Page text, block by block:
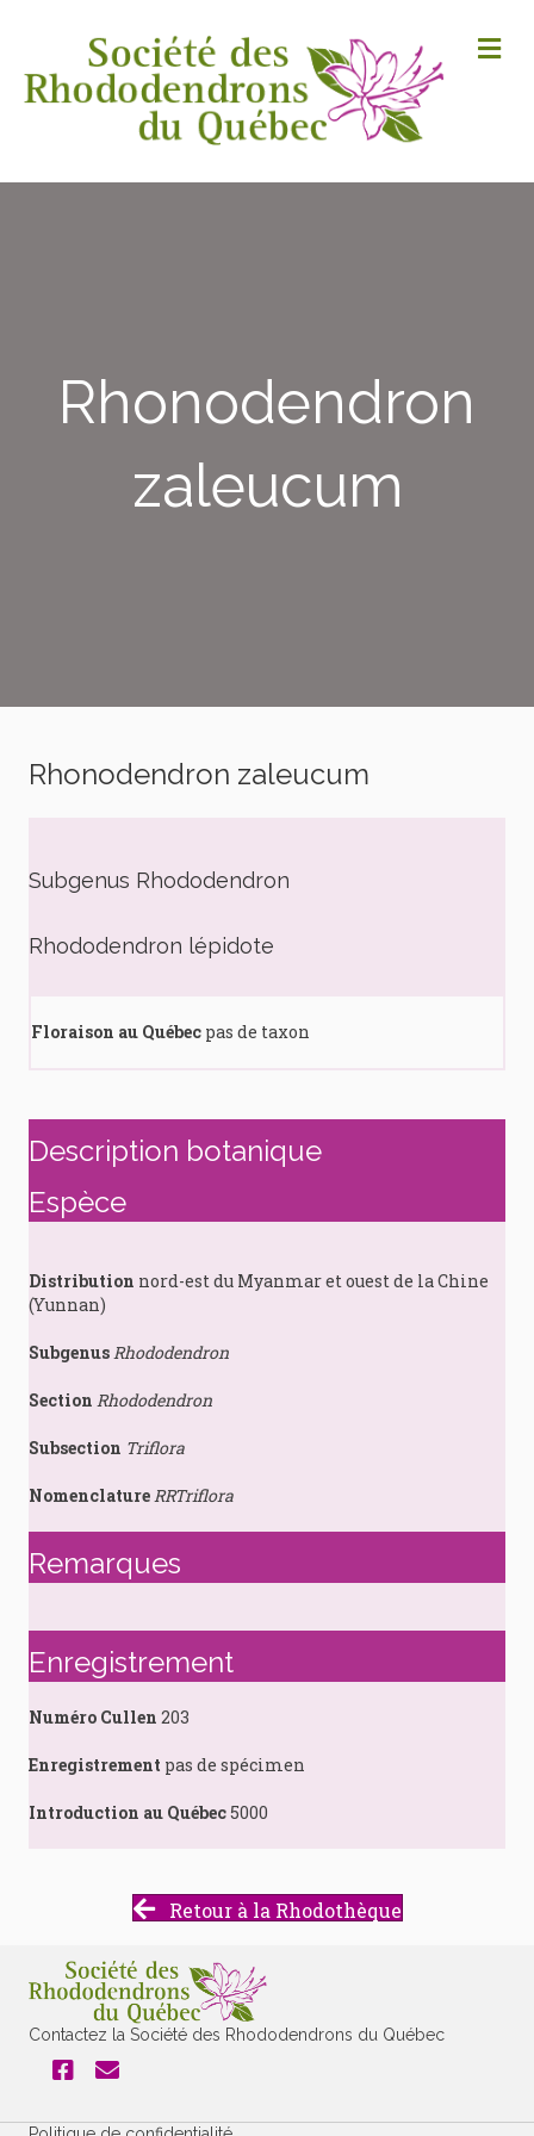
Rhonodendron
zaleucum
Rhonodendron zaleucum
Subgenus Rhododendron
Rhododendron lépidote
Floraison au Québec pas de taxon
Description botanique
Espèce
Distribution nord-est du Myanmar et ouest de la Chine
(Yunnan)
Subgenus Rhododendron
Section Rhododendron
Subsection Triflora
Nomenclature RRTriflora
Remarques
Enregistrement
Numéro Cullen 203
Enregistrement pas de spécimen
Introduction au Québec5000
Retour à la Rhodothèque
Contactez la Société des Rhododendrons du Québec